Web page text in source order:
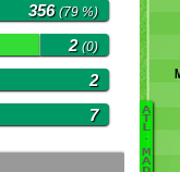
356(79 %)
2(0)
2
7 A
L
.
M
A